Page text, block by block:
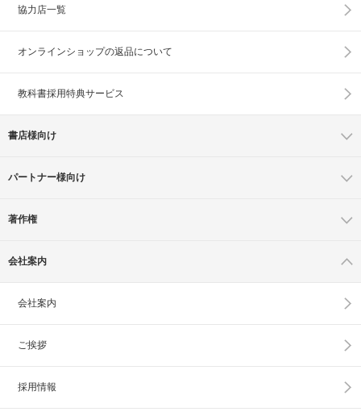
協力店一覧
オンラインショップの返品について
教科書採用特典サービス
書店様向け
パートナー様向け
著作権
会社案内
会社案内
ご挨拶
採用情報